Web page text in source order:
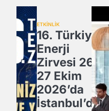
ETKİNLİK
16. Türkiye
Enerji
Zirvesi 26-
27 Ekim
2026’da
İstanbul’da